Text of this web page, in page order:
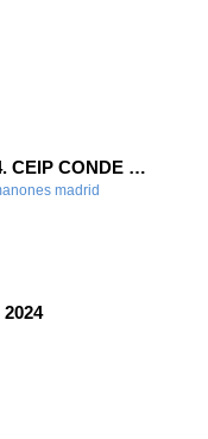
FELIZ NAVIDAD 2024. CEIP CONDE DE ROMANONES
madrid